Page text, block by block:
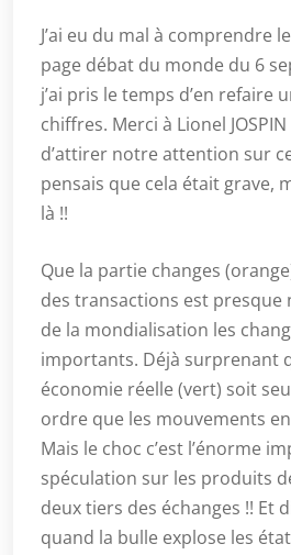
J’ai eu du mal à comprendre
page débat du monde du 6
j’ai pris le temps d’en refaire
chiffres. Merci à Lionel
d’attirer notre attention sur
pensais que cela était grave,
là !!
Que la partie changes
des transactions est presque
de la mondialisation les
importants. Déjà surprenant
économie réelle (vert) soit
ordre que les mouvements
Mais le choc c’est l’énorme
spéculation sur les produits
deux tiers des échanges !! Et
quand la bulle explose les